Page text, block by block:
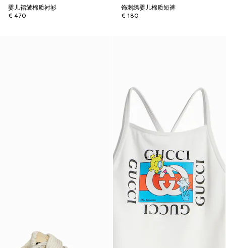
婴儿褶皱棉质衬衫
€ 470
饰刺绣婴儿棉质短裤
€ 180